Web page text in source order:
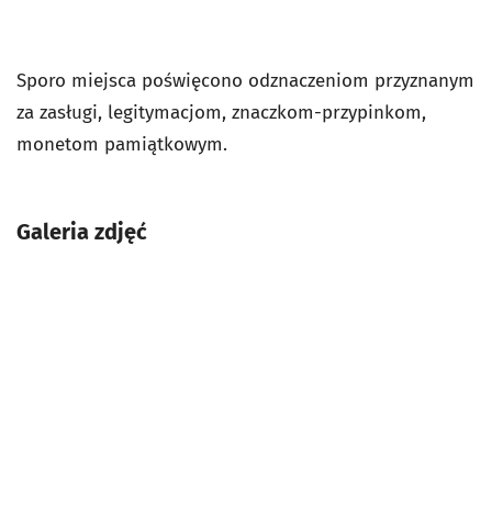
Sporo miejsca poświęcono odznaczeniom przyznanym
za zasługi, legitymacjom, znaczkom-przypinkom,
monetom pamiątkowym.
Galeria zdjęć